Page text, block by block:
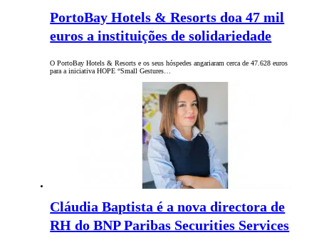
PortoBay Hotels & Resorts doa 47 mil
euros a instituições de solidariedade
O PortoBay Hotels & Resorts e os seus hóspedes angariaram cerca de 47.628 euros
para a iniciativa HOPE “Small Gestures…
Cláudia Baptista é a nova directora de
RH do BNP Paribas Securities Services